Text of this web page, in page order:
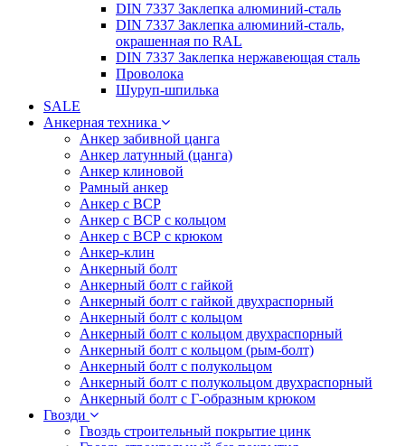
DIN 7337 Заклепка алюминий-сталь
DIN 7337 Заклепка алюминий-сталь,
окрашенная по RAL
DIN 7337 Заклепка нержавеющая сталь
Проволока
Шуруп-шпилька
SALE
Анкерная техника
Анкер забивной цанга
Анкер латунный (цанга)
Анкер клиновой
Рамный анкер
Анкер с ВСР
Анкер с ВСР с кольцом
Анкер с ВСР с крюком
Анкер-клин
Анкерный болт
Анкерный болт с гайкой
Анкерный болт с гайкой двухраспорный
Анкерный болт с кольцом
Анкерный болт с кольцом двухраспорный
Анкерный болт с кольцом (рым-болт)
Анкерный болт с полукольцом
Анкерный болт с полукольцом двухраспорный
Анкерный болт с Г-образным крюком
Гвозди
Гвоздь строительный покрытие цинк